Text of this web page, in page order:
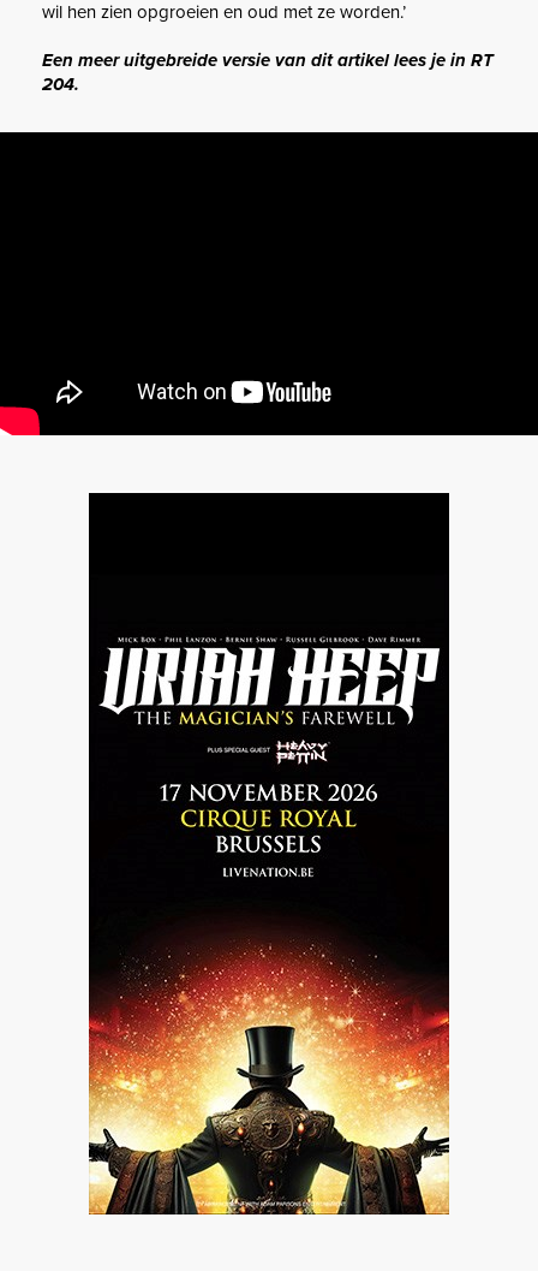
wil hen zien opgroeien en oud met ze worden.’
Een meer uitgebreide versie van dit artikel lees je in RT
204.